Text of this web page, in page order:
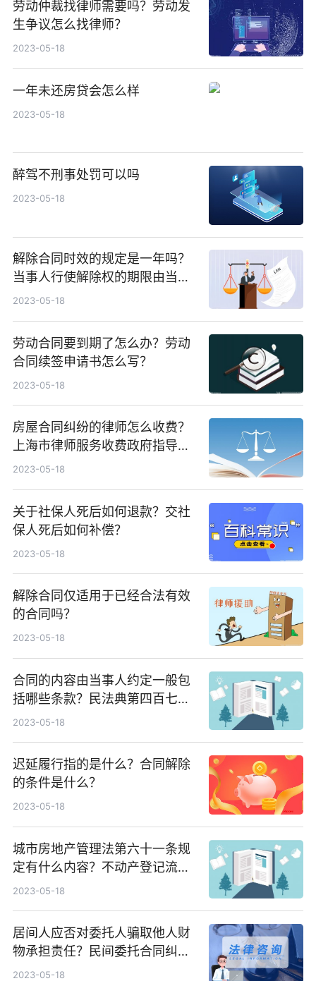
劳动仲裁找律师需要吗？劳动发
生争议怎么找律师？
2023-05-18
一年未还房贷会怎么样
2023-05-18
醉驾不刑事处罚可以吗
2023-05-18
解除合同时效的规定是一年吗？
当事人行使解除权的期限由当事
人约定吗？
2023-05-18
劳动合同要到期了怎么办？劳动
合同续签申请书怎么写？
2023-05-18
房屋合同纠纷的律师怎么收费？
上海市律师服务收费政府指导价
标准介绍
2023-05-18
关于社保人死后如何退款？交社
保人死后如何补偿？
2023-05-18
解除合同仅适用于已经合法有效
的合同吗？
2023-05-18
合同的内容由当事人约定一般包
括哪些条款？民法典第四百七十
条规定内容
2023-05-18
迟延履行指的是什么？合同解除
的条件是什么？
2023-05-18
城市房地产管理法第六十一条规
定有什么内容？不动产登记流程
是什么？
2023-05-18
居间人应否对委托人骗取他人财
物承担责任？民间委托合同纠纷
案例分析
2023-05-18